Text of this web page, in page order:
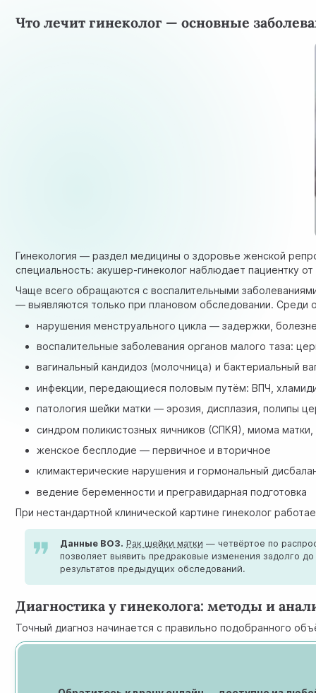
Что лечит гинеколог — основные
Гинекология — раздел медицины о здоровье женской
специальность: акушер-гинеколог наблюдает пациентку
Чаще всего обращаются с воспалительными
— выявляются только при плановом обследовании. Среди
нарушения менструального цикла — задержки,
воспалительные заболевания органов малого таза:
вагинальный кандидоз (молочница) и бактериальный
инфекции, передающиеся половым путём: ВПЧ,
патология шейки матки — эрозия, дисплазия, полипы
синдром поликистозных яичников (СПКЯ), миома
женское бесплодие — первичное и вторичное
климактерические нарушения и гормональный
ведение беременности и прегравидарная подготовка
При нестандартной клинической картине гинеколог
Данные ВОЗ. Рак шейки матки — четвёртое по
позволяет выявить предраковые изменения задолго
результатов предыдущих обследований.
Диагностика у гинеколога: методы и
Точный диагноз начинается с правильно подобранного